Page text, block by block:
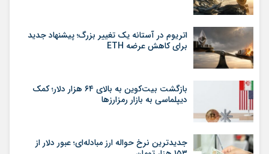
اتریوم در آستانه یک تغییر بزرگ؛ پیشنهاد جدید
برای کاهش عرضه ETH
بازگشت بیت‌کوین به بالای ۶۴ هزار دلار؛ کمک
دیپلماسی به بازار رمزارزها
جدیدترین نرخ حواله ارز مبادله‌ای؛ عبور دلار از